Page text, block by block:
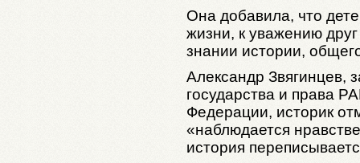
Она добавила, что
жизни, к уважению
знании истории,
Александр Звягинцев,
государства и права
Федерации, историк
«наблюдается
история